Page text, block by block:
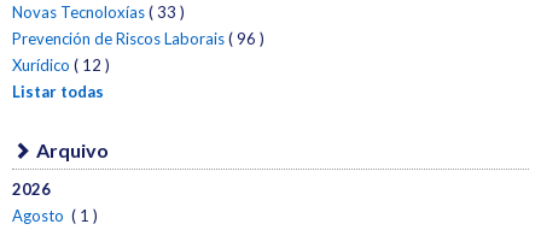
Novas Tecnoloxías( 33 )
Prevención de Riscos Laborais( 96 )
Xurídico ( 12 )
Listar todas
Arquivo
2026
Agosto ( 1 )